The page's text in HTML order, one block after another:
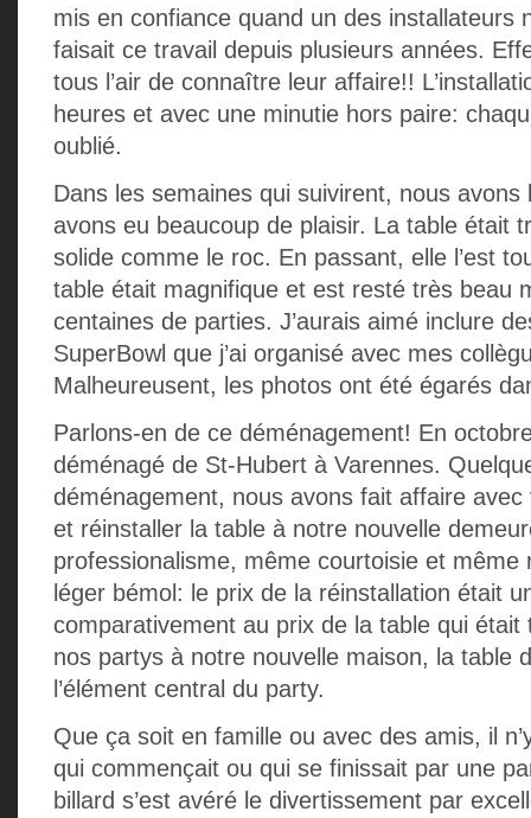
mis en confiance quand un des installateurs
faisait ce travail depuis plusieurs années.
tous l’air de connaître leur affaire!!
heures et avec une minutie hors paire:
oublié.
Dans les semaines qui suivirent, nous
avons eu beaucoup de plaisir. La table était
solide comme le roc. En passant, elle l’est
table était magnifique et est resté très beau
centaines de parties. J’aurais aimé inclure
SuperBowl que j’ai organisé avec mes
Malheureusent, les photos ont été égarés
Parlons-en de ce déménagement! En
déménagé de St-Hubert à Varennes.
déménagement, nous avons fait affaire
et réinstaller la table à notre nouvelle
professionalisme, même courtoisie et même
léger bémol: le prix de la réinstallation était
comparativement au prix de la table qui
nos partys à notre nouvelle maison, la table
l’élément central du party.
Que ça soit en famille ou avec des amis, il
qui commençait ou qui se finissait par une
billard s’est avéré le divertissement par